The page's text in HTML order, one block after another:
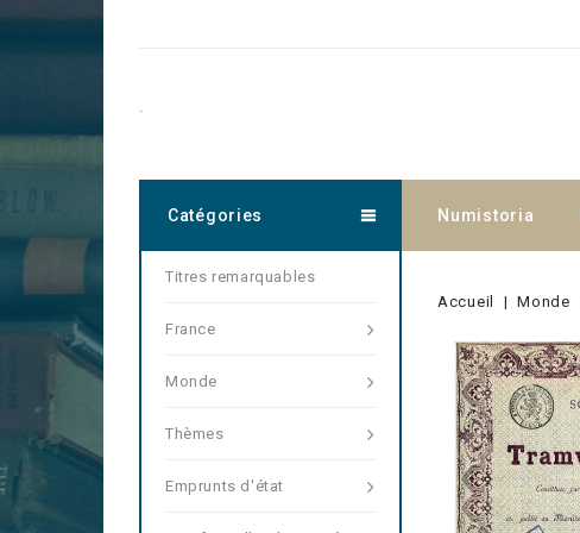
.
Numistoria
Catégories
Titres remarquables
France
Monde
Thèmes
Emprunts d'état
Accueil Monde